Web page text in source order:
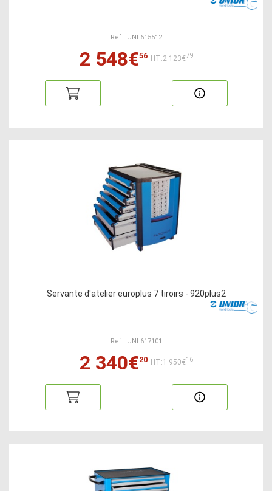
Ref : UNI 615512
2 548€56 HT:2 123€79
Servante d'atelier europlus 7 tiroirs - 920plus2
Ref : UNI 617101
2 340€20 HT:1 950€16